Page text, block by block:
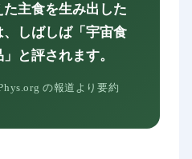
主食を生み出した
しばしば「宇宙食
と評されます。
の報道より要約